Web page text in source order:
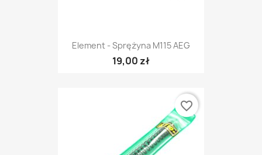
Element - Sprężyna M115 AEG
19,00 zł
favorite_border